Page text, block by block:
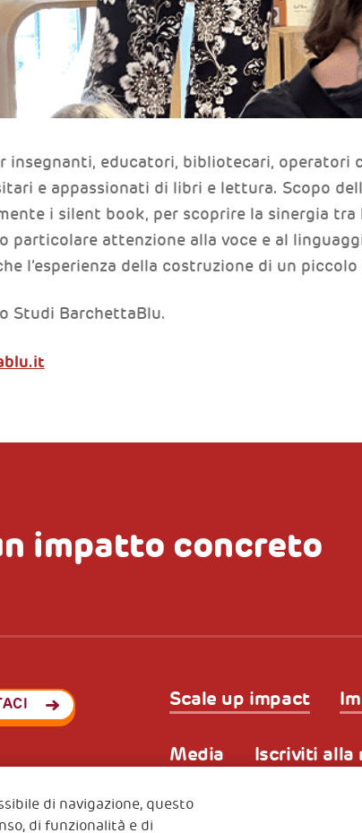
insegnanti, educatori, bibliotecari, operatori
e appassionati di libri e lettura. Scopo
i silent book, per scoprire la sinergia
particolare attenzione alla voce e al
l’esperienza della costruzione di un
Studi BarchettaBlu.
impatto concreto
Scale up impact
Media Iscriviti alla
90017740326
di navigazione, questo
di funzionalità e di